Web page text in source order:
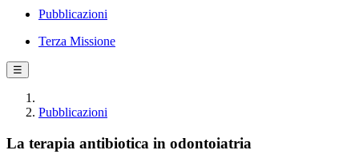
Pubblicazioni
Terza Missione
☰
Pubblicazioni
La terapia antibiotica in odontoiatria